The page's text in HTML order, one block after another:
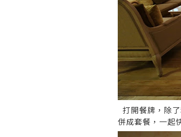
打開餐牌，除
併成套餐，一起